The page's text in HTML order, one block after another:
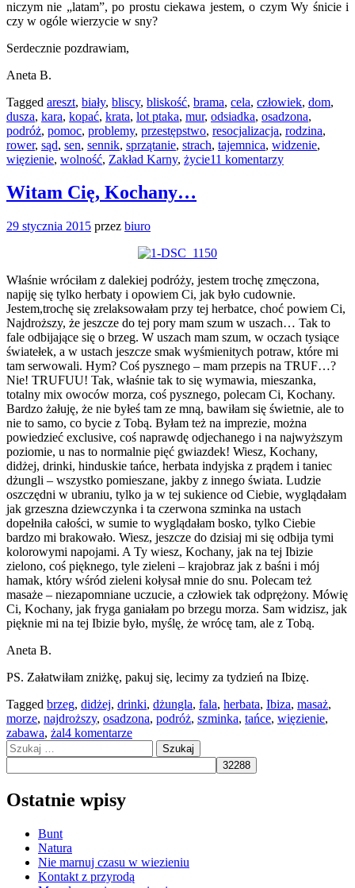
niczym nie „latam”, po prostu ciekawa jestem, o czym Wy śnicie i
czy w ogóle wierzycie w sny?
Serdecznie pozdrawiam,
Aneta B.
Tagged areszt, biały, bliscy, bliskość, brama, cela, człowiek, dom,
dusza, kara, kopać, krata, lot ptaka, mur, odsiadka, osadzona,
podróż, pomoc, problemy, przestępstwo, resocjalizacja, rodzina,
rower, sąd, sen, sennik, sprzątanie, strach, tajemnica, widzenie,
więzienie, wolność, Zakład Karny, życie11 komentarzy
Witam Cię, Kochany…
29 stycznia 2015 przez biuro
Właśnie wróciłam z dalekiej podróży, jestem trochę zmęczona,
napiję się tylko herbaty i opowiem Ci, jak było cudownie.
Jestem,trochę się zrelaksowałam przy tej herbatce, choć powiem Ci,
Najdroższy, że jeszcze do tej pory mam szum w uszach… Tak to
fale odbijające się o brzeg. W uszach mam szum, w oczach tysiące
światełek, a w ustach jeszcze smak wyśmienitych potraw, które mi
tam serwowali. Hym? Coś pysznego – mam przepis na TRUF…?
Nie! TRUFUU! Tak, właśnie tak to się wymawia, mieszanka,
totalny mix owoców morza, coś pysznego, polecam Ci, Kochany.
Bardzo żałuję, że nie byłeś tam ze mną, bawiłam się świetnie, ale to
nie to samo, co bycie z Tobą. Byłam też na imprezie, można
powiedzieć exclusive, coś naprawdę odjechanego i na najwyższym
poziomie, u nas to normalnie pięć gwiazdek! Wiesz, Kochany,
didżej, drinki, hinduskie tańce, herbata indyjska z prądem i taniec
dżungli – wszystko pomieszane, jakby z innego świata. Ludzie
oszczędni w ubraniu, tylko ja w tej sukience od Ciebie, wyglądałam
jak grzeszna dziewczynka i ta czerwona szminka na ustach
dopełniła całości, w sumie to wyglądałam bosko, tylko Ciebie
bardzo mi brakowało. Wiesz, jeszcze do dzisiaj mi się odbija tymi
kolorowymi napojami. A Ty wiesz, Kochany, jak na tej Ibizie
zielono, coś pięknego, tyle zieleni – krajobraz jak z baśni i mój
hamak, który wśród zieleni kołysał mnie do snu. Polecam też
masaże – niezapomniane uczucie, a człowiek tak odprężony. Mówię
Ci, Kochany, jak fryga ganiałam po brzegu morza. Sam widzisz, jak
pięknie mi na tej Ibizie było, myślę, że wrócę tam, ale z Tobą.
Aneta B.
PS. Załatwiłam zniżkę, pakuj się, lecimy za tydzień na Ibizę.
Tagged brzeg, didżej, drinki, dżungla, fala, herbata, Ibiza, masaż,
morze, najdroższy, osadzona, podróż, szminka, tańce, więzienie,
zabawa, żal4 komentarze
Szukaj:
Ostatnie wpisy
Bunt
Natura
Nie marnuj czasu w wiezieniu
Kontakt z przyrodą